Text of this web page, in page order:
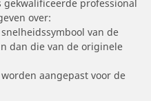
professional
over:
van de
dan die van de originele
aangepast voor de